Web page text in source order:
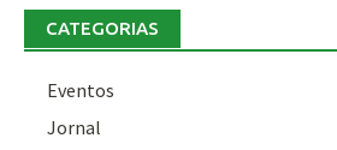
CATEGORIAS
Eventos
Jornal